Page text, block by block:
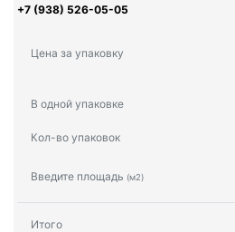
+7 (938) 526-05-05
Цена за упаковку
В одной упаковке
Кол-во упаковок
Введите площадь (м2)
Итого